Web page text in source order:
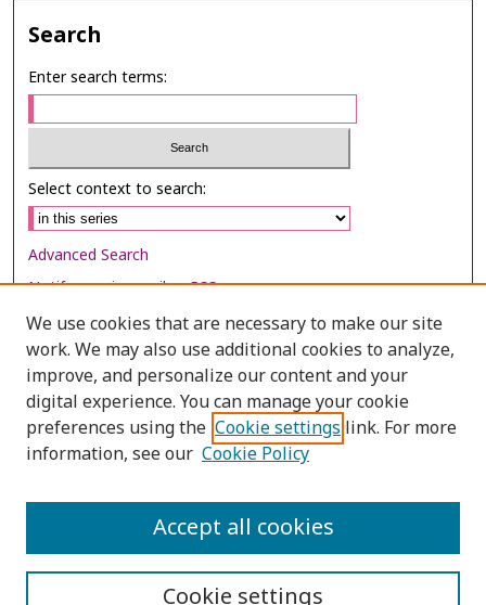
Search
Enter search terms:
Select context to search:
Advanced Search
Notify me via email orRSS
Browse
Collections
Disciplines
Authors
We use cookies that are necessary to make our site
work. We may also use additional cookies to analyze,
improve, and personalize our content and your
digital experience. You can manage your cookie
preferences using the Cookie settings link. For more
information, see our Cookie Policy
Cookie settings
Accept all cookies